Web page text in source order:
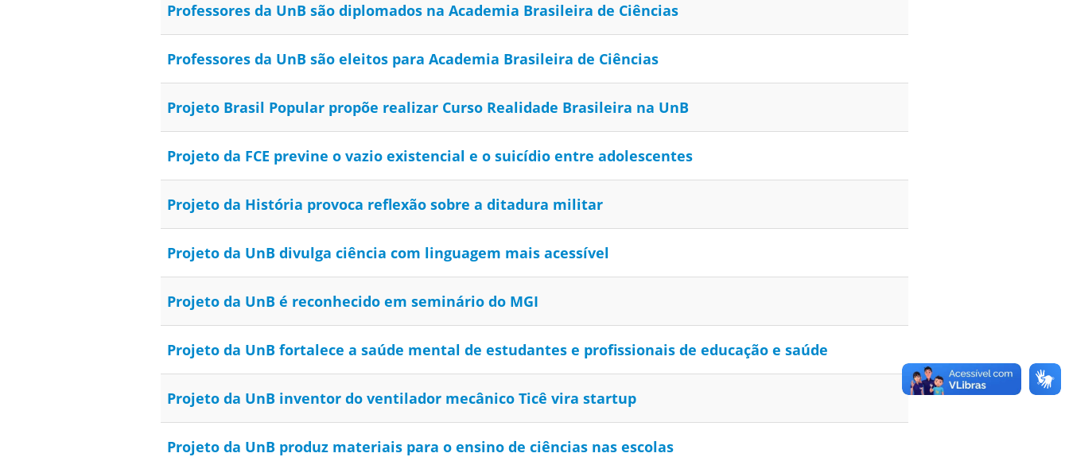
Professores da UnB são diplomados na Academia Brasileira de Ciências
Professores da UnB são eleitos para Academia Brasileira de Ciências
Projeto Brasil Popular propõe realizar Curso Realidade Brasileira na UnB
Projeto da FCE previne o vazio existencial e o suicídio entre adolescentes
Projeto da História provoca reflexão sobre a ditadura militar
Projeto da UnB divulga ciência com linguagem mais acessível
Projeto da UnB é reconhecido em seminário do MGI
Projeto da UnB fortalece a saúde mental de estudantes e profissionais de educação e saúde
Projeto da UnB inventor do ventilador mecânico Ticê vira startup
Projeto da UnB produz materiais para o ensino de ciências nas escolas